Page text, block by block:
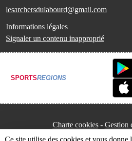
lesarchersdulabourd@gmail.com
Informations légales
Signaler un contenu inapproprié
SPORTSREGIONS
Charte cookies Gestion
Ce site utilise des cookies et vous donne